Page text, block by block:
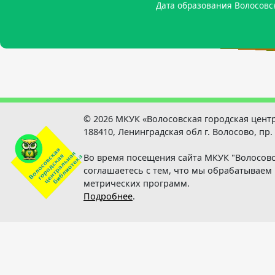
Дата образования
Родился Тикиляйнен
Родился Лосев Валерий Михайлович - арктический
© 2026 МКУК «Волосовская городская
188410, Ленинградская обл г. Волосово,
Во время посещения сайта МКУК
соглашаетесь с тем, что мы
метрических программ.
Подробнее.